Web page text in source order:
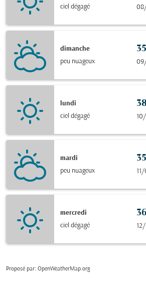
ciel dégagé
dimanche
peu nuageux
lundi
ciel dégagé
mardi
peu nuageux
mercredi
ciel dégagé
Proposé par: OpenWeatherMap.org